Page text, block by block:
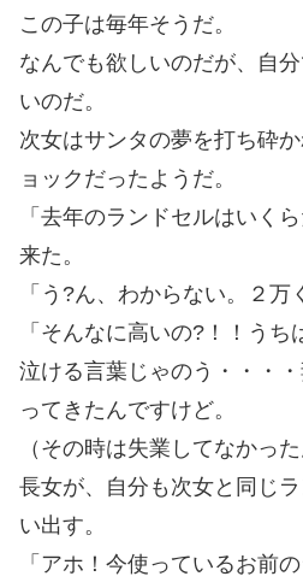
この子は毎年そうだ。
なんでも欲しいのだが、自
いのだ。
次女はサンタの夢を打ち砕
ョックだったようだ。
「去年のランドセルはいく
来た。
「う?ん、わからない。２万
「そんなに高いの?！！うち
泣ける言葉じゃのう・・・
ってきたんですけど。
（その時は失業してなかった
長女が、自分も次女と同じ
い出す。
「アホ！今使っているお前